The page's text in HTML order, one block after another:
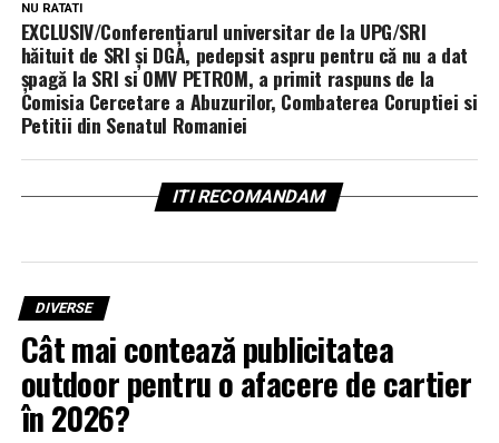
NU RATATI
EXCLUSIV/Conferenţiarul universitar de la UPG/SRI
hăituit de SRI şi DGA, pedepsit aspru pentru că nu a dat
şpagă la SRI si OMV PETROM, a primit raspuns de la
Comisia Cercetare a Abuzurilor, Combaterea Coruptiei si
Petitii din Senatul Romaniei
ITI RECOMANDAM
DIVERSE
Cât mai contează publicitatea
outdoor pentru o afacere de cartier
în 2026?